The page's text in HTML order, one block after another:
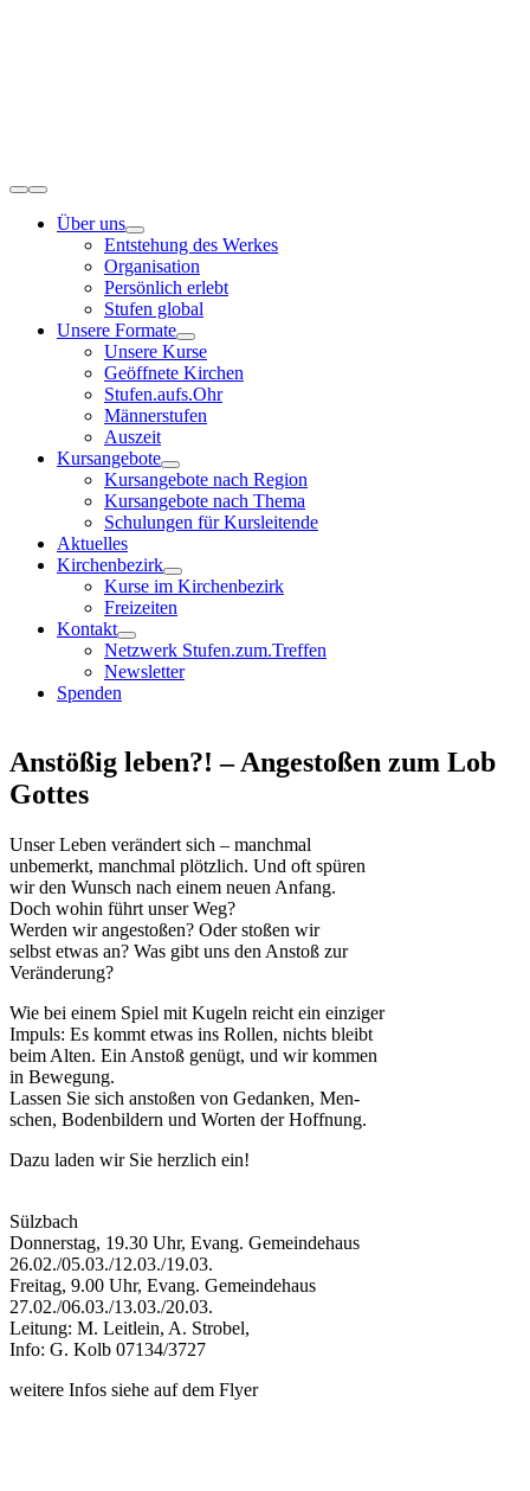
Toggle
NavigationÜber uns
Entstehung des Werkes
Organisation
Persönlich erlebt
Stufen global
Unsere Formate
Unsere Kurse
Geöffnete Kirchen
Stufen.aufs.Ohr
Männerstufen
Auszeit
Kursangebote
Kursangebote nach Region
Kursangebote nach Thema
Schulungen für Kursleitende
Aktuelles
Kirchenbezirk
Kurse im Kirchenbezirk
Freizeiten
Kontakt
Netzwerk Stufen.zum.Treffen
Newsletter
Spenden
Anstößig leben?! – Angestoßen zum Lob
Gottes
Unser Leben verändert sich – manchmal
unbemerkt, manchmal plötzlich. Und oft spüren
wir den Wunsch nach einem neuen Anfang.
Doch wohin führt unser Weg?
Werden wir angestoßen? Oder stoßen wir
selbst etwas an? Was gibt uns den Anstoß zur
Veränderung?
Wie bei einem Spiel mit Kugeln reicht ein einziger
Impuls: Es kommt etwas ins Rollen, nichts bleibt
beim Alten. Ein Anstoß genügt, und wir kommen
in Bewegung.
Lassen Sie sich anstoßen von Gedanken, Men-
schen, Bodenbildern und Worten der Hoffnung.
Dazu laden wir Sie herzlich ein!
Sülzbach
Donnerstag, 19.30 Uhr, Evang. Gemeindehaus
26.02./05.03./12.03./19.03.
Freitag, 9.00 Uhr, Evang. Gemeindehaus
27.02./06.03./13.03./20.03.
Leitung: M. Leitlein, A. Strobel,
Info: G. Kolb 07134/3727
weitere Infos siehe auf dem Flyer